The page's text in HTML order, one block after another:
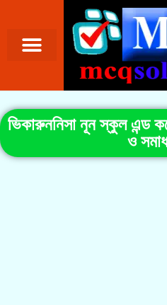
ভিকারুননিসা নূন স্কুল এন্ড
ও